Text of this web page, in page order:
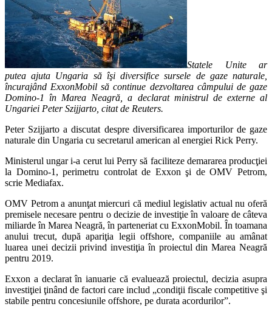
Statele Unite ar
putea ajuta Ungaria să îşi diversifice sursele de gaze naturale,
încurajând ExxonMobil să continue dezvoltarea câmpului de gaze
Domino-1 în Marea Neagră, a declarat ministrul de externe al
Ungariei Peter Szijjarto, citat de Reuters.
Peter Szijjarto a discutat despre diversificarea importurilor de gaze
naturale din Ungaria cu secretarul american al energiei Rick Perry.
Ministerul ungar i-a cerut lui Perry să faciliteze demararea producţiei
la Domino-1, perimetru controlat de Exxon şi de OMV Petrom,
scrie Mediafax.
OMV Petrom a anunţat miercuri că mediul legislativ actual nu oferă
premisele necesare pentru o decizie de investiţie în valoare de câteva
miliarde în Marea Neagră, în parteneriat cu ExxonMobil. În toamana
anului trecut, după apariţia legii offshore, companiile au amânat
luarea unei decizii privind investiţia în proiectul din Marea Neagră
pentru 2019.
Exxon a declarat în ianuarie că evaluează proiectul, decizia asupra
investiţiei ţinând de factori care includ „condiţii fiscale competitive şi
stabile pentru concesiunile offshore, pe durata acordurilor”.